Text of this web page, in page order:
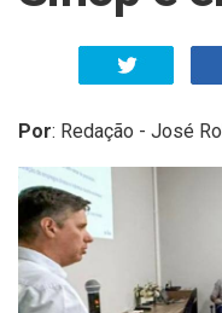
Por: Redação - José